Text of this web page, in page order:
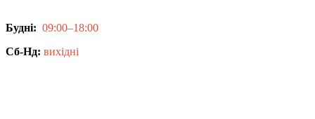
Будні: 09:00–18:00
Сб-Нд: вихідні